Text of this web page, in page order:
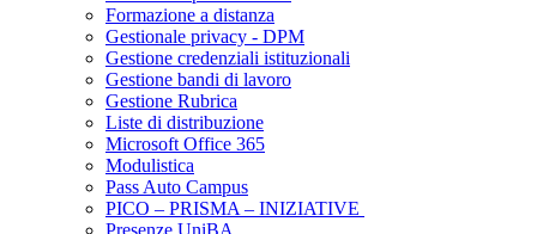
Formazione a distanza
Gestionale privacy - DPM
Gestione credenziali istituzionali
Gestione bandi di lavoro
Gestione Rubrica
Liste di distribuzione
Microsoft Office 365
Modulistica
Pass Auto Campus
PICO – PRISMA – INIZIATIVE
Presenze UniBA